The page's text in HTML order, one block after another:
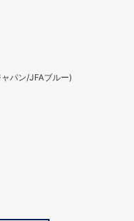
パン/JFAブルー)